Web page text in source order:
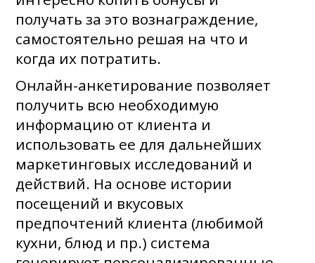
получать за это вознаграждение,
самостоятельно решая на что и
когда их потратить.
Онлайн-анкетирование позволяет
получить всю необходимую
информацию от клиента и
использовать ее для дальнейших
маркетинговых исследований и
действий. На основе истории
посещений и вкусовых
предпочтений клиента (любимой
кухни, блюд и пр.) система